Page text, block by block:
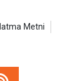
Metni